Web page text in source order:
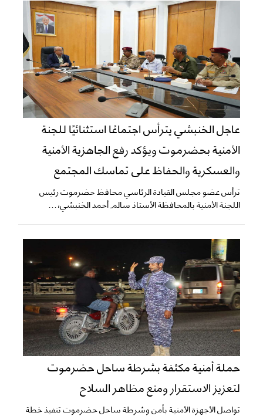
عاجل الخنبشي يترأس اجتماعًا استثنائيًا للجنة
الأمنية بحضرموت ويؤكد رفع الجاهزية الأمنية
والعسكرية والحفاظ على تماسك المجتمع
ترأس عضو مجلس القيادة الرئاسي محافظ حضرموت رئيس
اللجنة الأمنية بالمحافظة الأستاذ سالم أحمد الخنبشي،...
حملة أمنية مكثفة بشرطة ساحل حضرموت
لتعزيز الاستقرار ومنع مظاهر السلاح
تواصل الأجهزة الأمنية بأمن وشرطة ساحل حضرموت تنفيذ خطة